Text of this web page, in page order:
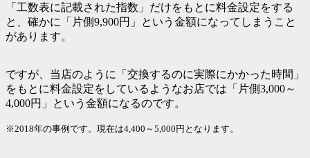
「工数表に記載された指数」だけをもとに料金設定をする
と、確かに「片側9,900円」という金額になってしまうこと
があります。
ですが、当店のように「交換するのに実際にかかった時間」
をもとに料金設定をしているようなお店では「片側3,000～
4,000円」という金額になるのです。
※2018年の事例です。現在は4,400～5,000円となります。